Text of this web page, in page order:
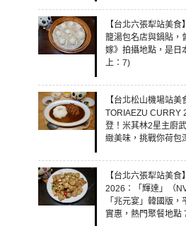
【台北六張犁站美
籠湯包名店與鍋貼，
嫁》拍攝地點，是日
上：7)
【台北松山機場站
TORIAEZU CURRY
登！米其林2星主廚
緻美味，挑戰你荷包
【台北六張犁站美
2026：「輝達」（
「兆元宴」韓國版
實惠，熱門聚餐地點